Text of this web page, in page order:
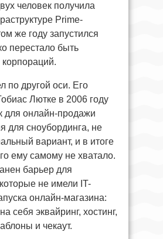
человек получила
Prime-
же году запустился
перестало быть
по другой оси. Его
Лютке в 2006 году
для онлайн-продажи
для сноубординга, не
вариант, и в итоге
ему самому не хватало.
барьер для
не имели IT-
онлайн-магазина:
себя эквайринг, хостинг,
и чекаут.